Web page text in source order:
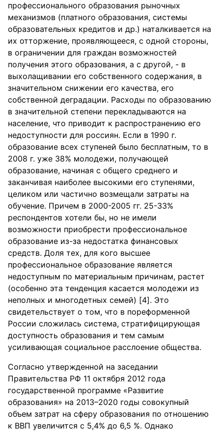
профессионального образования рыночных
механизмов (платного образования, системы
образовательных кредитов и др.) наталкивается на
их отторжение, проявляющееся, с одной стороны,
в ограничении для граждан возможностей
получения этого образования, а с другой, - в
выхолащивании его собственного содержания, в
значительном снижении его качества, его
собственной деградации. Расходы по образованию
в значительной степени перекладываются на
население, что приводит к распространению его
недоступности для россиян. Если в 1990 г.
образование всех ступеней было бесплатным, то в
2008 г. уже 38% молодежи, получающей
образование, начиная с общего среднего и
заканчивая наиболее высокими его ступенями,
целиком или частично возмещали затраты на
обучение. Причем в 2000-2005 гг. 25-33%
респондентов хотели бы, но не имели
возможности приобрести профессиональное
образование из-за недостатка финансовых
средств. Доля тех, для кого высшее
профессиональное образование является
недоступным по материальным причинам, растет
(особенно эта тенденция касается молодежи из
неполных и многодетных семей) [4]. Это
свидетельствует о том, что в пореформенной
России сложилась система, стратифицирующая
доступность образования и тем самым
усиливающая социальное расслоение общества.
Согласно утвержденной на заседании
Правительства РФ 11 октября 2012 года
государственной программе «Развитие
образования» на 2013–2020 годы совокупный
объем затрат на сферу образования по отношению
к ВВП увеличится с 5,4% до 6,5 %. Однако